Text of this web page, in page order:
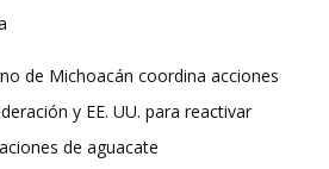
de Michoacán coordina acciones
y EE. UU. para reactivar
de aguacate